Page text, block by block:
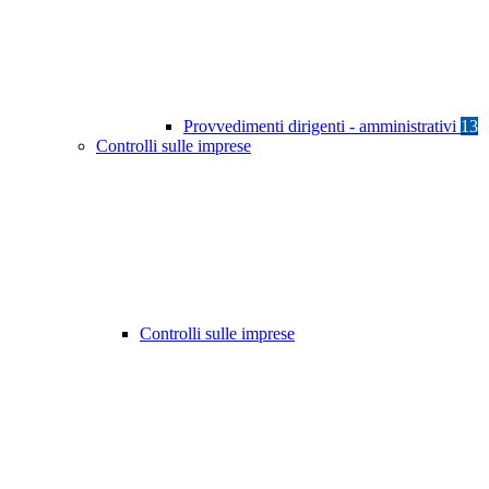
Provvedimenti dirigenti - amministrativi 13
Controlli sulle imprese
Controlli sulle imprese